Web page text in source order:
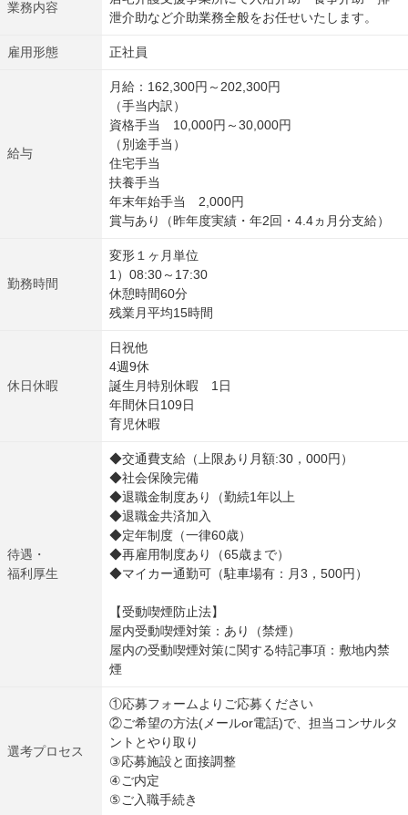
業務内容
泄介助など介助業務全般をお任せいたします。
雇用形態 正社員
給与
月給：162,300円～202,300円
（手当内訳）
資格手当 10,000円～30,000円
（別途手当）
住宅手当
扶養手当
年末年始手当 2,000円
賞与あり（昨年度実績・年2回・4.4ヵ月分支給）
勤務時間
変形１ヶ月単位
1）08:30～17:30
休憩時間60分
残業月平均15時間
休日休暇
日祝他
4週9休
誕生月特別休暇 1日
年間休日109日
育児休暇
待遇・
福利厚生
◆交通費支給（上限あり月額:30，000円）
◆社会保険完備
◆退職金制度あり（勤続1年以上
◆退職金共済加入
◆定年制度（一律60歳）
◆再雇用制度あり（65歳まで）
◆マイカー通勤可（駐車場有：月3，500円）
【受動喫煙防止法】
屋内受動喫煙対策：あり（禁煙）
屋内の受動喫煙対策に関する特記事項：敷地内禁
煙
選考プロセス
①応募フォームよりご応募ください
②ご希望の方法(メールor電話)で、担当コンサルタ
ントとやり取り
③応募施設と面接調整
④ご内定
⑤ご入職手続き